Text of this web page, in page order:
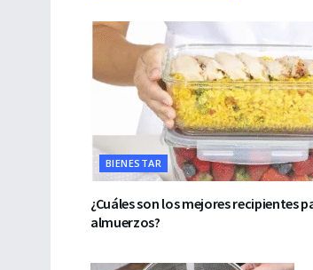
BIENESTAR
¿Cuáles son los mejores recipientes
almuerzos?